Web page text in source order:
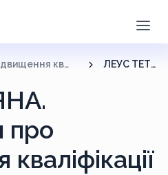
Документи про підвищення кваліфікації ЛЕУС ТЕТЯНА
про